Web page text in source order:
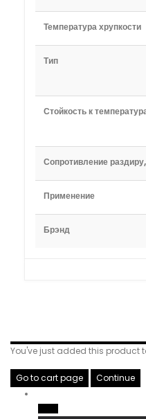
Температура хрупкости
Тип
Стойкость к
Сопротивление
Применение
Брэнд
You've just added this product
Go to cart page Continue